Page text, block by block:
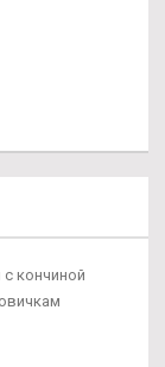
кончиной